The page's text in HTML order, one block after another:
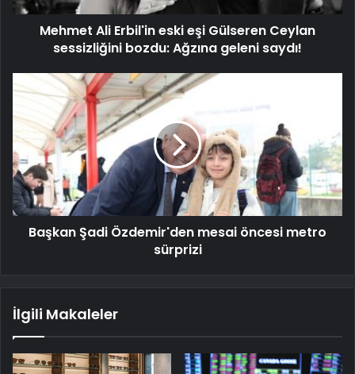
Mehmet Ali Erbil'in eski eşi Gülseren Ceylan
sessizliğini bozdu: Ağzına geleni saydı!
Başkan Şadi Özdemir'den mesai öncesi metro
sürprizi
İlgili Makaleler